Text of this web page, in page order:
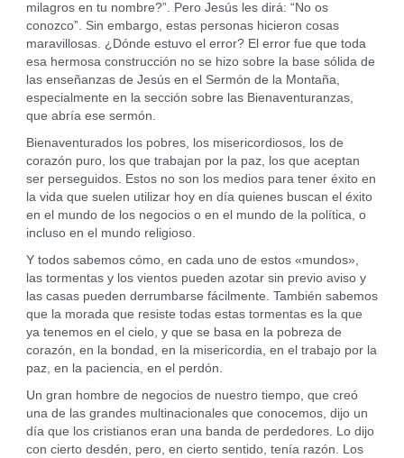
milagros en tu nombre?”. Pero Jesús les dirá: “No os
conozco”. Sin embargo, estas personas hicieron cosas
maravillosas. ¿Dónde estuvo el error? El error fue que toda
esa hermosa construcción no se hizo sobre la base sólida de
las enseñanzas de Jesús en el Sermón de la Montaña,
especialmente en la sección sobre las Bienaventuranzas,
que abría ese sermón.
Bienaventurados los pobres, los misericordiosos, los de
corazón puro, los que trabajan por la paz, los que aceptan
ser perseguidos. Estos no son los medios para tener éxito en
la vida que suelen utilizar hoy en día quienes buscan el éxito
en el mundo de los negocios o en el mundo de la política, o
incluso en el mundo religioso.
Y todos sabemos cómo, en cada uno de estos «mundos»,
las tormentas y los vientos pueden azotar sin previo aviso y
las casas pueden derrumbarse fácilmente. También sabemos
que la morada que resiste todas estas tormentas es la que
ya tenemos en el cielo, y que se basa en la pobreza de
corazón, en la bondad, en la misericordia, en el trabajo por la
paz, en la paciencia, en el perdón.
Un gran hombre de negocios de nuestro tiempo, que creó
una de las grandes multinacionales que conocemos, dijo un
día que los cristianos eran una banda de perdedores. Lo dijo
con cierto desdén, pero, en cierto sentido, tenía razón. Los